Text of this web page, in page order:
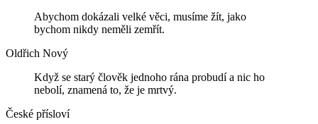
Abychom dokázali velké věci, musíme žít, jako
bychom nikdy neměli zemřít.
Oldřich Nový
Když se starý člověk jednoho rána probudí a nic ho
nebolí, znamená to, že je mrtvý.
České přísloví